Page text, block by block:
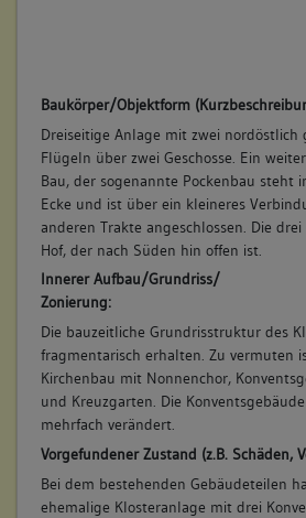
Baukörper/Objektform
Dreiseitige Anlage mit zwei nordöstlich
Flügeln über zwei Geschosse. Ein
Bau, der sogenannte Pockenbau steht
Ecke und ist über ein kleineres
anderen Trakte angeschlossen. Die
Hof, der nach Süden hin offen ist.
Innerer Aufbau/Grundriss/
Zonierung:
Die bauzeitliche Grundrisstruktur des
fragmentarisch erhalten. Zu vermuten
Kirchenbau mit Nonnenchor,
und Kreuzgarten. Die
mehrfach verändert.
Vorgefundener Zustand (z.B. Schäden,
Bei dem bestehenden Gebäudeteilen
ehemalige Klosteranlage mit drei